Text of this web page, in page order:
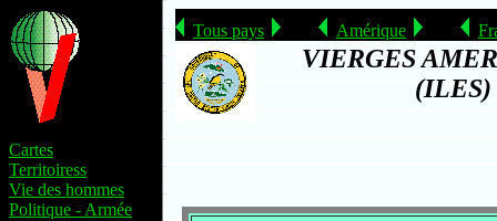
Tous pays Amérique
VIERGES
(ILES)
Cartes
Territoiress
Vie des hommes
Politique - Armée